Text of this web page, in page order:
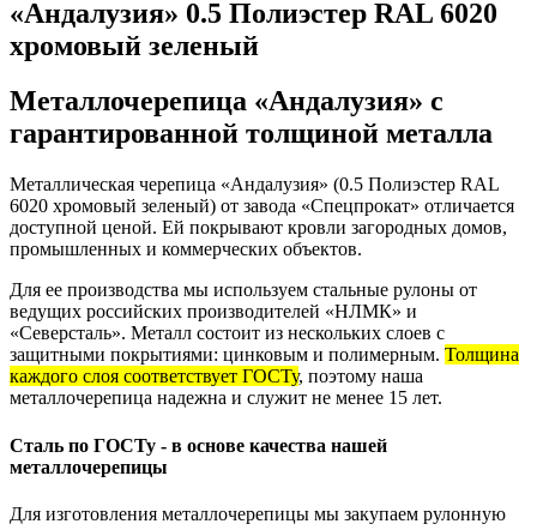
«Андалузия» 0.5 Полиэстер RAL 6020
хромовый зеленый
Металлочерепица «Андалузия» с
гарантированной толщиной металла
Металлическая черепица «Андалузия» (0.5 Полиэстер RAL
6020 хромовый зеленый) от завода «Спецпрокат» отличается
доступной ценой. Ей покрывают кровли загородных домов,
промышленных и коммерческих объектов.
Для ее производства мы используем стальные рулоны от
ведущих российских производителей «НЛМК» и
«Северсталь». Металл состоит из нескольких слоев с
защитными покрытиями: цинковым и полимерным. Толщина
каждого слоя соответствует ГОСТу, поэтому наша
металлочерепица надежна и служит не менее 15 лет.
Сталь по ГОСТу - в основе качества нашей
металлочерепицы
Для изготовления металлочерепицы мы закупаем рулонную